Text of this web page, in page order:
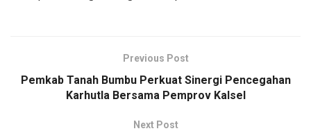
Previous Post
Pemkab Tanah Bumbu Perkuat Sinergi Pencegahan
Karhutla Bersama Pemprov Kalsel
Next Post